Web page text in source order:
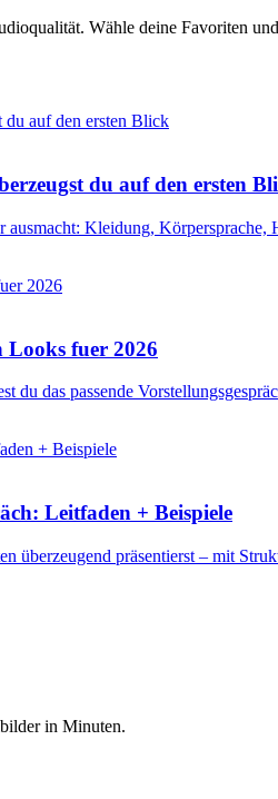
Wähle deine Favoriten
du auf den ersten
Kleidung,
Looks fuer 2026
du das passende
Leitfaden + Beispiele
überzeugend präsentierst – mit
in Minuten.